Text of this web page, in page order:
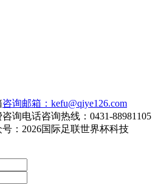
咨询邮箱：kefu@qiye126.com
咨询热线：0431-88981105
：2026国际足联世界杯科技